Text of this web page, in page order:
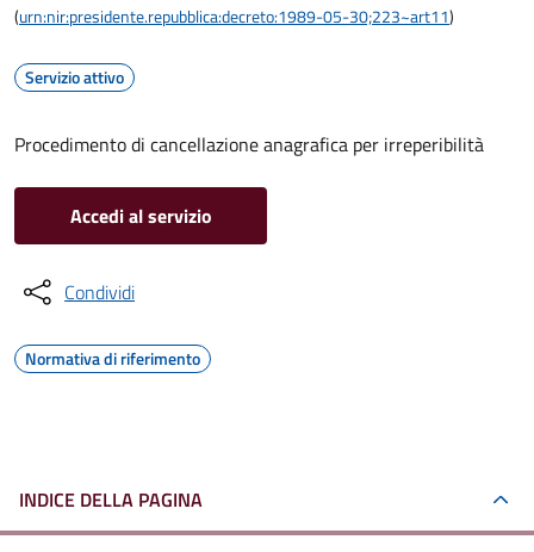
(urn:nir:presidente.repubblica:decreto:1989-05-30;223~art11)
Servizio attivo
Procedimento di cancellazione anagrafica per irreperibilità
Accedi al servizio
Condividi
Normativa di riferimento
INDICE DELLA PAGINA